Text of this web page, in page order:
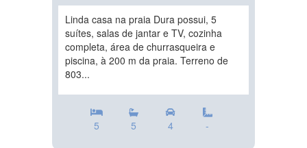
Linda casa na praia Dura possui, 5
suítes, salas de jantar e TV, cozinha
completa, área de churrasqueira e
piscina, à 200 m da praia. Terreno de
803...
5 5 4 -